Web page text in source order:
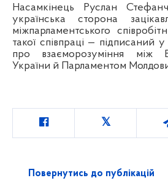
Насамкінець Руслан
українська сторона
міжпарламентського
такої співпраці — підписаний
про взаєморозуміння між
України й Парламентом
Повернутись до публікацій